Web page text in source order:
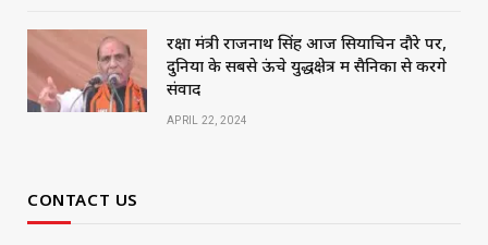
रक्षा मंत्री राजनाथ सिंह आज सियाचिन दौरे पर,
दुनिया के सबसे ऊंचे युद्धक्षेत्र में सैनिकों से करेंगे
संवाद
APRIL 22, 2024
CONTACT US